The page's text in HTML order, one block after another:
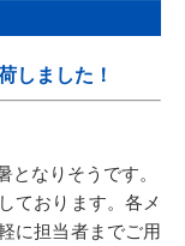
しました！
なりそうです。
ております。各メ
に担当者までご用